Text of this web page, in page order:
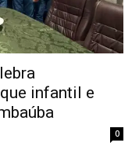
infantil e
0